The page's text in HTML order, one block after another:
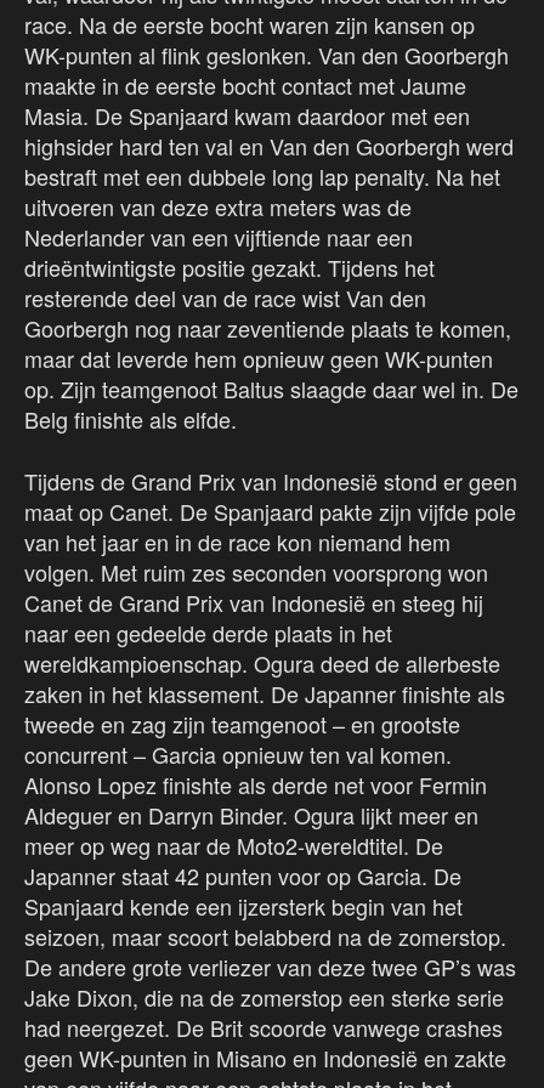
race. Na de eerste bocht waren zijn kansen op
WK-punten al flink geslonken. Van den Goorbergh
maakte in de eerste bocht contact met Jaume
Masia. De Spanjaard kwam daardoor met een
highsider hard ten val en Van den Goorbergh werd
bestraft met een dubbele long lap penalty. Na het
uitvoeren van deze extra meters was de
Nederlander van een vijftiende naar een
drieëntwintigste positie gezakt. Tijdens het
resterende deel van de race wist Van den
Goorbergh nog naar zeventiende plaats te komen,
maar dat leverde hem opnieuw geen WK-punten
op. Zijn teamgenoot Baltus slaagde daar wel in. De
Belg finishte als elfde.
Tijdens de Grand Prix van Indonesië stond er geen
maat op Canet. De Spanjaard pakte zijn vijfde pole
van het jaar en in de race kon niemand hem
volgen. Met ruim zes seconden voorsprong won
Canet de Grand Prix van Indonesië en steeg hij
naar een gedeelde derde plaats in het
wereldkampioenschap. Ogura deed de allerbeste
zaken in het klassement. De Japanner finishte als
tweede en zag zijn teamgenoot – en grootste
concurrent – Garcia opnieuw ten val komen.
Alonso Lopez finishte als derde net voor Fermin
Aldeguer en Darryn Binder. Ogura lijkt meer en
meer op weg naar de Moto2-wereldtitel. De
Japanner staat 42 punten voor op Garcia. De
Spanjaard kende een ijzersterk begin van het
seizoen, maar scoort belabberd na de zomerstop.
De andere grote verliezer van deze twee GP’s was
Jake Dixon, die na de zomerstop een sterke serie
had neergezet. De Brit scoorde vanwege crashes
geen WK-punten in Misano en Indonesië en zakte